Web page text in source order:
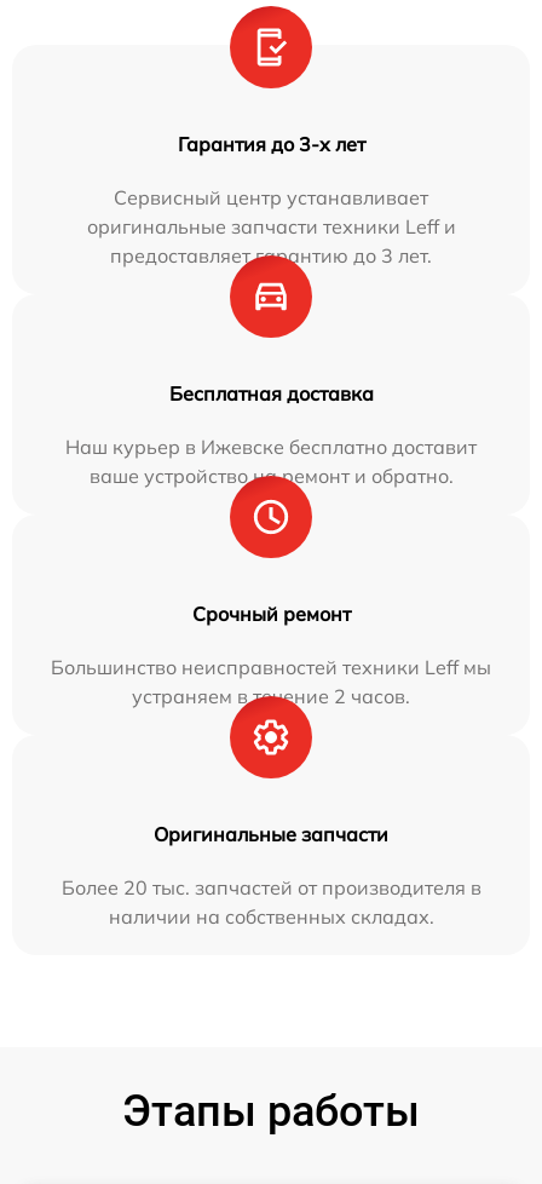
Гарантия до 3-х лет
Сервисный центр устанавливает
оригинальные запчасти техники Leff и
предоставляет гарантию до 3 лет.
Бесплатная доставка
Наш курьер в Ижевске бесплатно доставит
ваше устройство на ремонт и обратно.
Срочный ремонт
Большинство неисправностей техники Leff мы
устраняем в течение 2 часов.
Оригинальные запчасти
Более 20 тыс. запчастей от производителя в
наличии на собственных складах.
Этапы работы